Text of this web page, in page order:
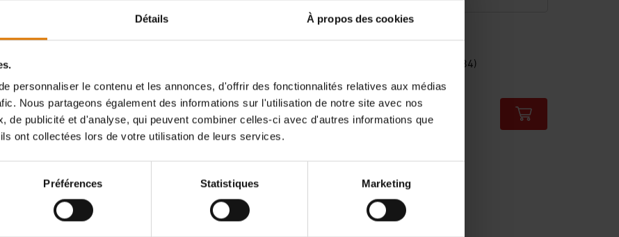
Détails À propos des cookies
personnaliser le contenu et les annonces, d'offrir des fonctionnalités relatives aux médias
Nous partageons également des informations sur l'utilisation de notre site avec nos
de publicité et d'analyse, qui peuvent combiner celles-ci avec d'autres informations que
ont collectées lors de votre utilisation de leurs services.
Préférences Statistiques Marketing
Pierre à pizza vitrifiée WEBER CRAFTED​
99,99 €
TVA incluse
Color Options
(284)
39,99 €
TVA incluse
Color Options